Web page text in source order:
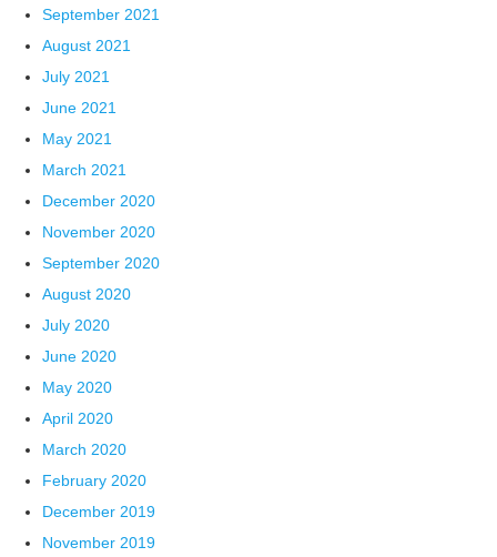
September 2021
August 2021
July 2021
June 2021
May 2021
March 2021
December 2020
November 2020
September 2020
August 2020
July 2020
June 2020
May 2020
April 2020
March 2020
February 2020
December 2019
November 2019